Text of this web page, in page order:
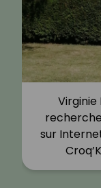
Virginie
sur